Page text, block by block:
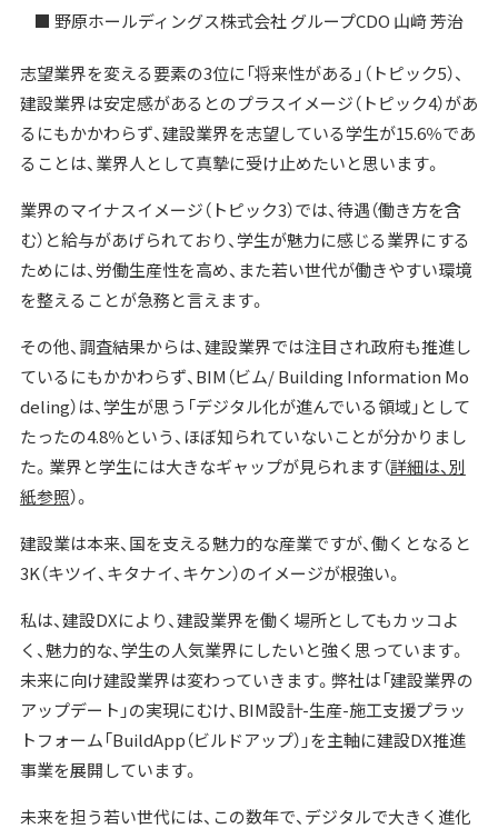
■ 野原ホールディングス株式会社 グループCDO 山﨑 芳治
志望業界を変える要素の3位に「将来性がある」（トピック5）、
建設業界は安定感があるとのプラスイメージ（トピック4）があ
るにもかかわらず、建設業界を志望している学生が15.6％であ
ることは、業界人として真摯に受け止めたいと思います。
業界のマイナスイメージ（トピック3）では、待遇（働き方を含
む）と給与があげられており、学生が魅力に感じる業界にする
ためには、労働生産性を高め、また若い世代が働きやすい環境
を整えることが急務と言えます。
その他、調査結果からは、建設業界では注目され政府も推進し
ているにもかかわらず、BIM（ビム/ Building Information Mo
deling）は、学生が思う「デジタル化が進んでいる領域」として
たったの4.8％という、ほぼ知られていないことが分かりまし
た。業界と学生には大きなギャップが見られます（詳細は、別
紙参照）。
建設業は本来、国を支える魅力的な産業ですが、働くとなると
3K（キツイ、キタナイ、キケン）のイメージが根強い。
私は、建設DXにより、建設業界を働く場所としてもカッコよ
く、魅力的な、学生の人気業界にしたいと強く思っています。
未来に向け建設業界は変わっていきます。弊社は「建設業界の
アップデート」の実現にむけ、BIM設計-生産-施工支援プラッ
トフォーム「BuildApp（ビルドアップ）」を主軸に建設DX推進
事業を展開しています。
未来を担う若い世代には、この数年で、デジタルで大きく進化